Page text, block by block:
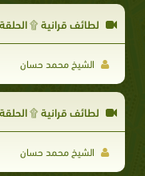
لطائف قرانية ۩ الحلقة 17
الشيخ محمد حسان
لطائف قرانية ۩ الحلقة 7
الشيخ محمد حسان